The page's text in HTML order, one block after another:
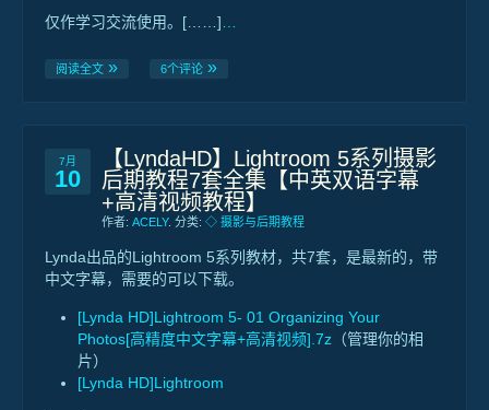
仅作学习交流使用。[……]
阅读全文 6个评论
7月
10
【LyndaHD】Lightroom 5系列摄影
后期教程7套全集【中英双语字幕
+高清视频教程】
作者: ACELY. 分类: ◇ 摄影与后期教程
Lynda出品的Lightroom 5系列教材，共7套，是最新的，带
中文字幕，需要的可以下载。
[Lynda HD]Lightroom 5- 01 Organizing Your
Photos[高精度中文字幕+高清视频].7z （管理你的相
片）
[Lynda HD]Lightroom